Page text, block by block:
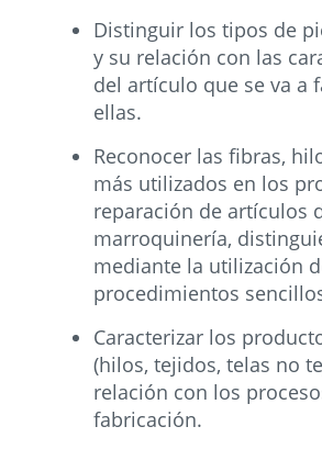
Distinguir los tipos de
y su relación con las
del artículo que se va a
ellas.
Reconocer las fibras,
más utilizados en los
reparación de artículos
marroquinería,
mediante la utilización
procedimientos
Caracterizar los
(hilos, tejidos, telas no
relación con los
fabricación.